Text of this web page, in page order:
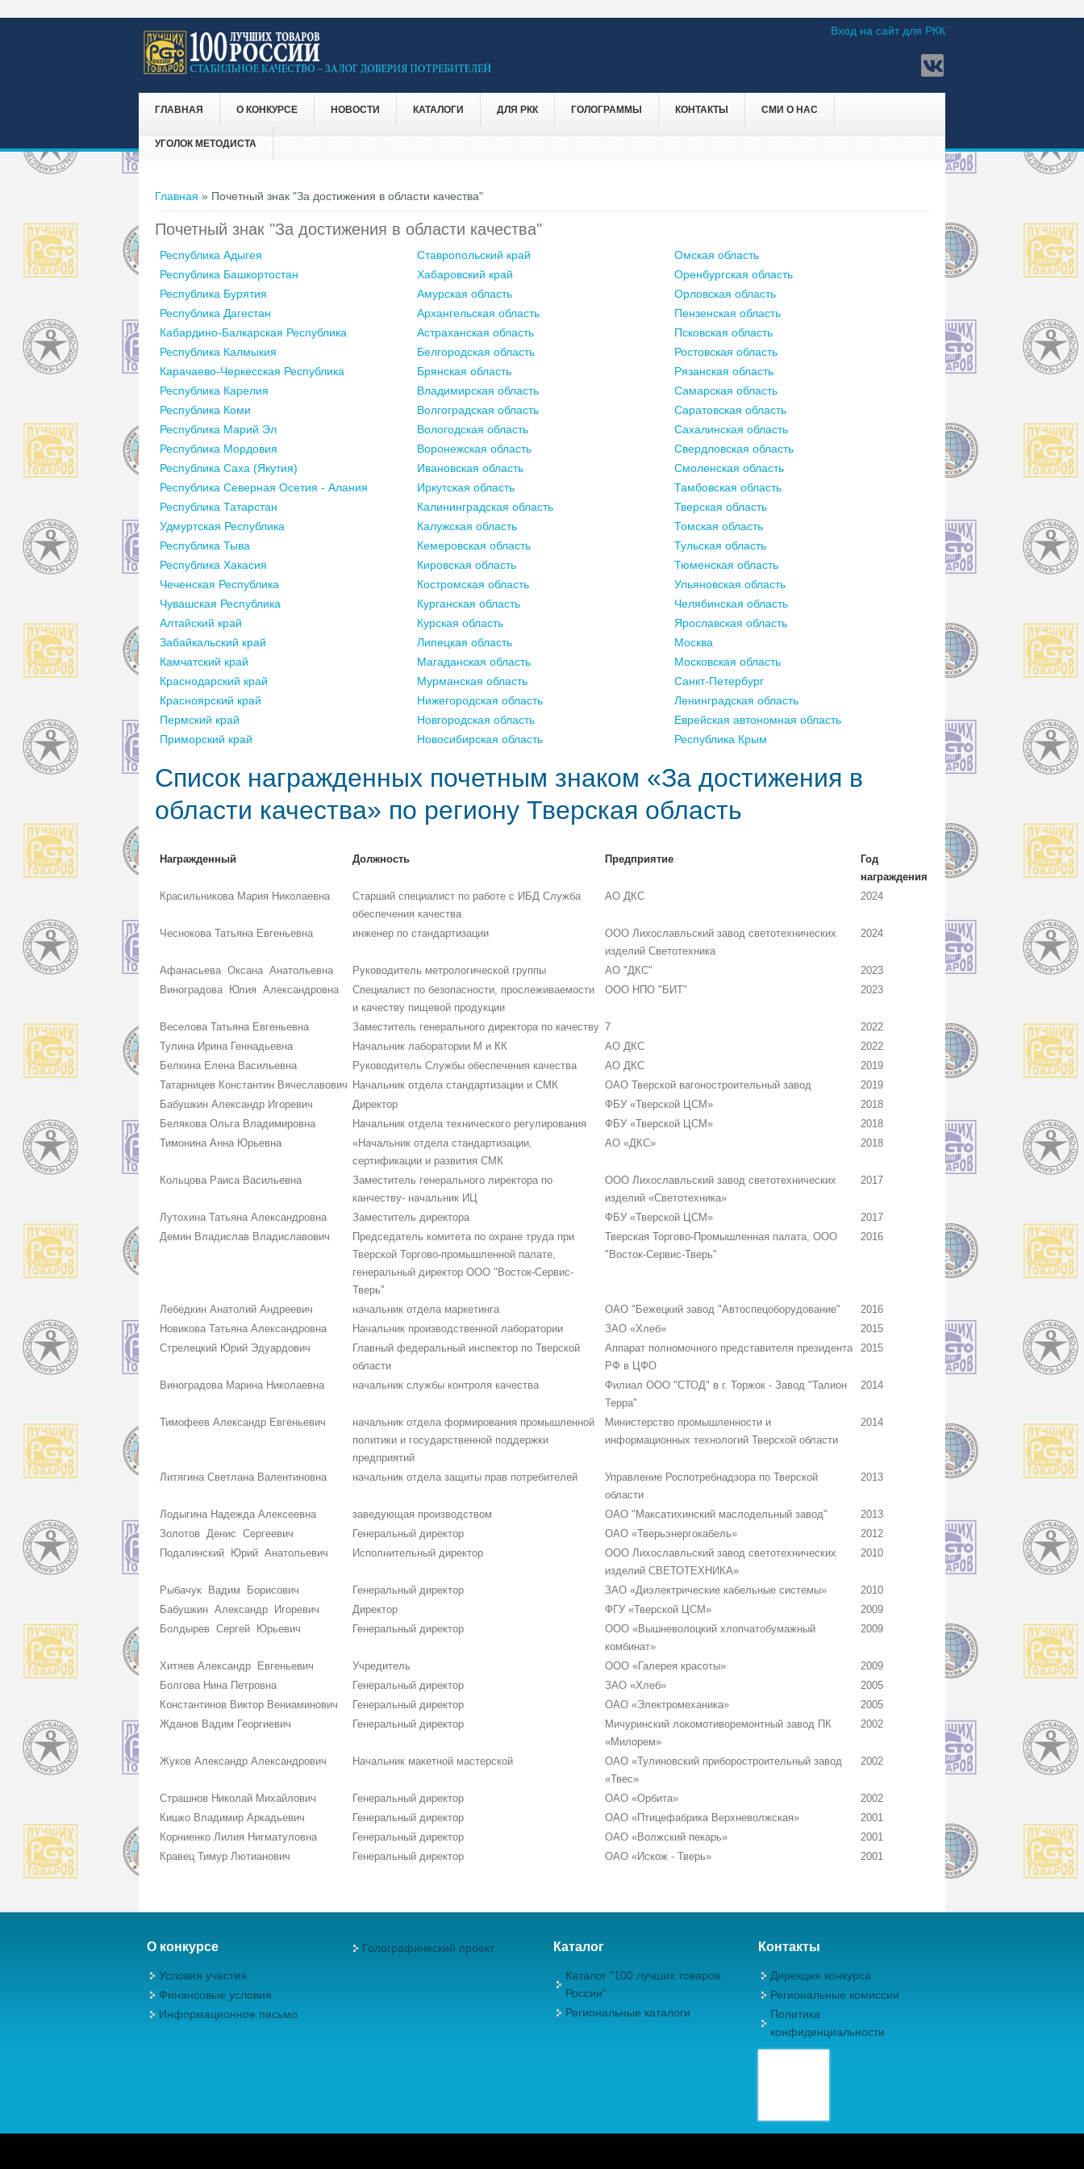
Вход на сайт для РКК
ГЛАВНАЯ О КОНКУРСЕ НОВОСТИ КАТАЛОГИ ДЛЯ РКК ГОЛОГРАММЫ КОНТАКТЫ СМИ О НАС
УГОЛОК МЕТОДИСТА
Вы здесь
Главная » Почетный знак "За достижения в области качества"
Почетный знак "За достижения в области качества"
Республика Адыгея Ставропольский край
Омская область
Республика Башкортостан
Хабаровский край
Оренбургская область
Республика Бурятия
Амурская область
Орловская область
Республика Дагестан
Архангельская область
Пензенская область
Кабардино-Балкарская Республика
Астраханская область
Псковская область
Республика Калмыкия
Белгородская область
Ростовская область
Карачаево-Черкесская Республика
Брянская область
Рязанская область
Республика Карелия
Владимирская область
Самарская область
Республика Коми
Волгоградская область
Саратовская область
Республика Марий Эл
Вологодская область
Сахалинская область
Республика Мордовия
Воронежская область
Свердловская область
Республика Саха (Якутия)
Ивановская область
Смоленская область
Республика Северная Осетия - Алания
Иркутская область
Тамбовская область
Республика Татарстан
Калининградская область
Тверская область
Удмуртская Республика
Калужская область
Томская область
Республика Тыва
Кемеровская область
Тульская область
Республика Хакасия
Кировская область
Тюменская область
Чеченская Республика
Костромская область
Ульяновская область
Чувашская Республика
Курганская область
Челябинская область
Алтайский край
Курская область
Ярославская область
Забайкальский край
Липецкая область
Москва
Камчатский край
Магаданская область
Московская область
Краснодарский край
Мурманская область
Санкт-Петербург
Красноярский край
Нижегородская область
Ленинградская область
Пермский край
Новгородская область
Еврейская автономная область
Приморский край
Новосибирская область Республика Крым
Список награжденных почетным знаком «За достижения в
области качества» по региону Тверская область
Награжденный Должность Предприятие
Год
награждения
Красильникова Мария Николаевна
Старший специалист по работе с ИБД Служба
обеспечения качества
АО ДКС 2024
Чеснокова Татьяна Евгеньевна инженер по стандартизации
ООО Лихославльский завод светотехнических
изделий Светотехника
2024
Афанасьева Оксана Анатольевна Руководитель метрологической группы АО "ДКС"
2023
Виноградова Юлия Александровна
Специалист по безопасности, прослеживаемости
и качеству пищевой продукции
ООО НПО "БИТ" 2023
Веселова Татьяна Евгеньевна Заместитель генерального директора по качеству 7
2022
Тулина Ирина Геннадьевна
Начальник лаборатории М и КК АО ДКС
2022
Белкина Елена Васильевна
Руководитель Службы обеспечения качества АО ДКС
2019
Татарницев Константин Вячеславович Начальник отдела стандартизации и СМК ОАО Тверской вагоностроительный завод
2019
Бабушкин Александр Игоревич
Директор ФБУ «Тверской ЦСМ»
2018
Белякова Ольга Владимировна
Начальник отдела технического регулирования ФБУ «Тверской ЦСМ»
2018
Тимонина Анна Юрьевна
«Начальник отдела стандартизации,
сертификации и развития СМК
АО «ДКС» 2018
Кольцова Раиса Васильевна
Заместитель генерального лиректора по
канчеству- начальник ИЦ
ООО Лихославльский завод светотехнических
изделий «Светотехника»
2017
Лутохина Татьяна Александровна Заместитель директора ФБУ «Тверской ЦСМ»
2017
Демин Владислав Владиславович
Председатель комитета по охране труда при
Тверской Торгово-промышленной палате,
генеральный директор ООО "Восток-Сервис-
Тверь"
Тверская Торгово-Промышленная палата, ООО
"Восток-Сервис-Тверь"
2016
Лебедкин Анатолий Андреевич начальник отдела маркетинга ОАО "Бежецкий завод "Автоспецоборудование"
2016
Новикова Татьяна Александровна
Начальник производственной лаборатории ЗАО «Хлеб»
2015
Стрелецкий Юрий Эдуардович
Главный федеральный инспектор по Тверской
области
Аппарат полномочного представителя президента
РФ в ЦФО
2015
Виноградова Марина Николаевна начальник службы контроля качества
Филиал ООО "СТОД" в г. Торжок - Завод "Талион
Терра"
2014
Тимофеев Александр Евгеньевич
начальник отдела формирования промышленной
политики и государственной поддержки
предприятий
Министерство промышленности и
информационных технологий Тверской области
2014
Литягина Светлана Валентиновна начальник отдела защиты прав потребителей
Управление Роспотребнадзора по Тверской
области
2013
Лодыгина Надежда Алексеевна заведующая производством ОАО "Максатихинский маслодельный завод"
2013
Золотов Денис Сергеевич
Генеральный директор ОАО «Тверьэнергокабель»
2012
Подалинский Юрий Анатольевич
Исполнительный директор
ООО Лихославльский завод светотехнических
изделий СВЕТОТЕХНИКА»
2010
Рыбачук Вадим Борисович Генеральный директор ЗАО «Диэлектрические кабельные системы»
2010
Бабушкин Александр Игоревич
Директор ФГУ «Тверской ЦСМ»
2009
Болдырев Сергей Юрьевич
Генеральный директор
ООО «Вышневолоцкий хлопчатобумажный
комбинат»
2009
Хитяев Александр Евгеньевич Учредитель ООО «Галерея красоты»
2009
Болгова Нина Петровна
Генеральный директор ЗАО «Хлеб»
2005
Константинов Виктор Вениаминович
Генеральный директор ОАО «Электромеханика»
2005
Жданов Вадим Георгиевич
Генеральный директор
Мичуринский локомотиворемонтный завод ПК
«Милорем»
2002
Жуков Александр Александрович Начальник макетной мастерской
ОАО «Тулиновский приборостроительный завод
«Твес»
2002
Страшнов Николай Михайлович Генеральный директор ОАО «Орбита»
2002
Кишко Владимир Аркадьевич
Генеральный директор ОАО «Птицефабрика Верхневолжская»
2001
Корниенко Лилия Нигматуловна
Генеральный директор ОАО «Волжский пекарь»
2001
Кравец Тимур Лютианович
Генеральный директор ОАО «Искож - Тверь» 2001
О конкурсе
Условия участия
Финансовые условия
Информационное письмо
Голографический проект Каталог
Каталог "100 лучших товаров
России"
Региональные каталоги
Контакты
Дирекция конкурса
Региональные комиссии
Политика
конфиденциальности